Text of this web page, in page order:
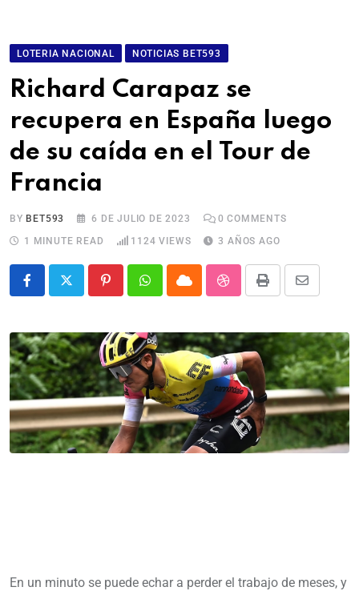
LOTERIA NACIONAL NOTICIAS BET593
Richard Carapaz se
recupera en España luego
de su caída en el Tour de
Francia
BY BET593 6 DE JULIO DE 2023 0 COMMENTS
1 MINUTE READ
1124 VIEWS 3 AÑOS AGO
En un minuto se puede echar a perder el trabajo de meses, y